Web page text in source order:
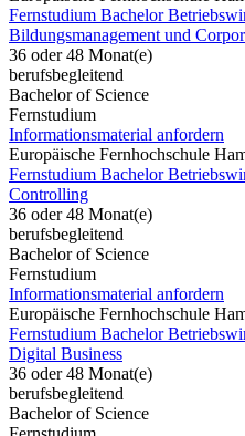
Fernstudium Bachelor
Bildungsmanagement und
36 oder 48 Monat(e)
berufsbegleitend
Bachelor of Science
Fernstudium
Informationsmaterial anfordern
Europäische Fernhochschule
Fernstudium Bachelor
Controlling
36 oder 48 Monat(e)
berufsbegleitend
Bachelor of Science
Fernstudium
Informationsmaterial anfordern
Europäische Fernhochschule
Fernstudium Bachelor
Digital Business
36 oder 48 Monat(e)
berufsbegleitend
Bachelor of Science